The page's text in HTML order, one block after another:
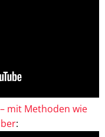
mit Methoden wie
: